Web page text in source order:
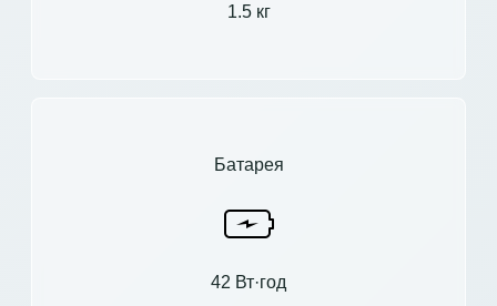
1.5 кг
Батарея
42 Вт·год